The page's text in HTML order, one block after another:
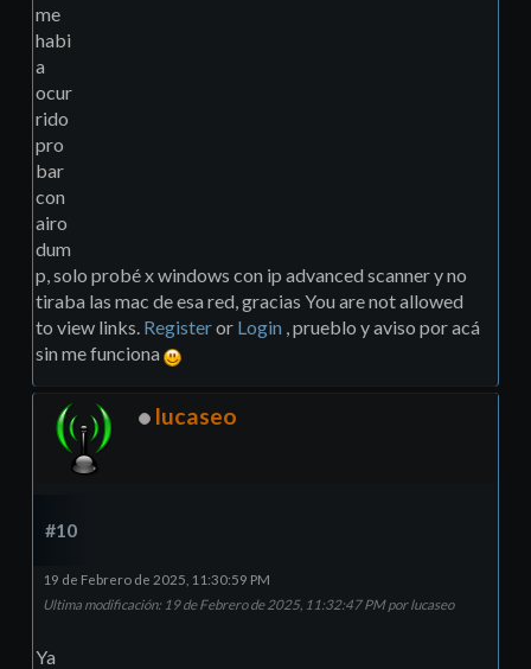
me
habi
a
ocur
rido
pro
bar
con
airo
dum
p, solo probé x windows con ip advanced scanner y no
tiraba las mac de esa red, gracias You are not allowed
to view links. Registeror Login , prueblo y aviso por acá
sin me funciona
lucaseo
#10
19 de Febrero de 2025, 11:30:59 PM
Ultima modificación: 19 de Febrero de 2025, 11:32:47 PM por lucaseo
Ya